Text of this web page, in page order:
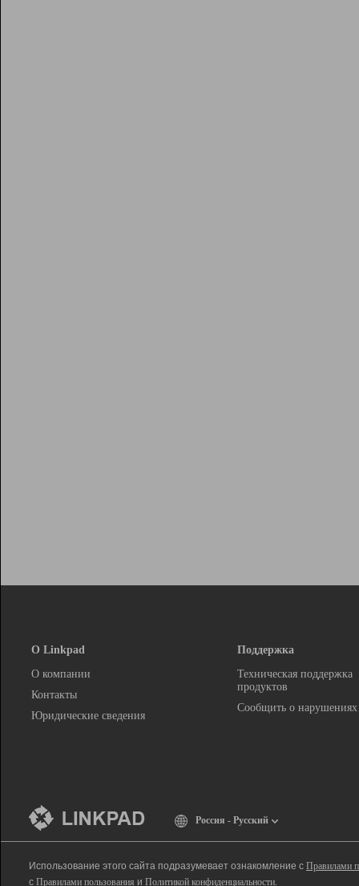
О Linkpad
О компании
Контакты
Юридические сведения
Поддержка
Техническая поддержка
продуктов
Сообщить о нарушениях
Россия - Русский
Использование этого сайта подразумевает ознакомление с Правилами
с Правилами пользования и Политикой конфиденциальности.